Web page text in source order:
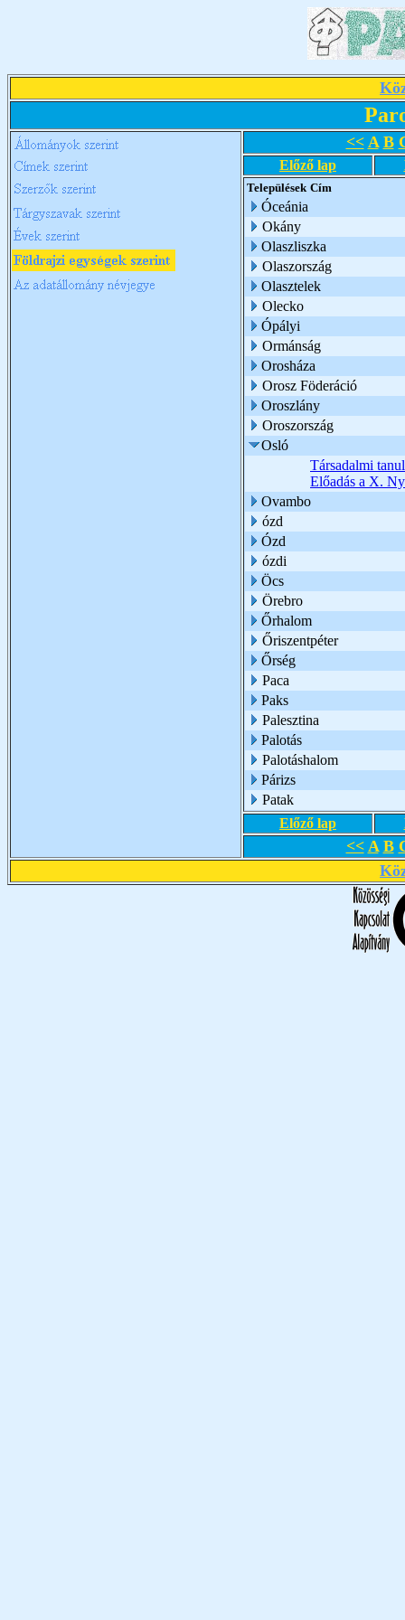
<< A B
Előző lap
Települések Cím
Óceánia
Okány
Olaszliszka
Olaszország
Olasztelek
Olecko
Ópályi
Ormánság
Orosháza
Orosz Föderáció
Oroszlány
Oroszország
Osló
Társadalmi
Előadás a X.
Ovambo
ózd
Ózd
ózdi
Öcs
Örebro
Őrhalom
Őriszentpéter
Őrség
Paca
Paks
Palesztina
Palotás
Palotáshalom
Párizs
Patak
Előző lap
<< A B